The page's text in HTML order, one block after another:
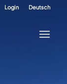
Login Deutsch